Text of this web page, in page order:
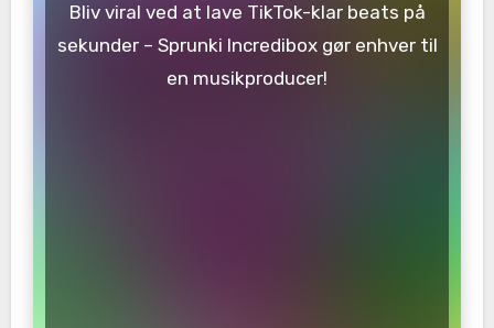
Bliv viral ved at lave TikTok-klar beats på
sekunder – Sprunki Incredibox gør enhver til
en musikproducer!